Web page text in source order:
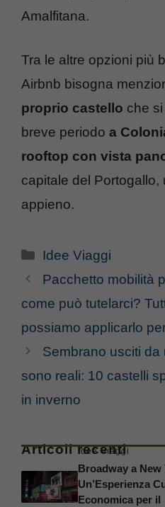
Amalfitana.
Tra le altre opzioni più
Airbnb bisogna
proprio castello che
breve periodo a
rooftop con vista
capitale del Portogallo,
appieno.
Categorie
Idee Viaggi
Pacchetto mobilità
come può tutelarci?
possiamo applicarlo
Sembrano usciti da
sono reali: 10 castelli
in inverno
Articoli recenti
Idee Viaggi
Broadway a New
Un’Esperienza
Economica per il